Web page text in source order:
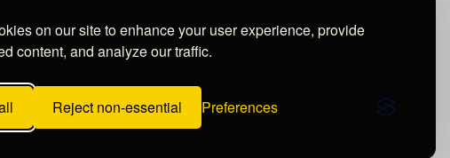
on our site to enhance your user experience, provide
content, and analyze our traffic.
Reject non-essential Preferences